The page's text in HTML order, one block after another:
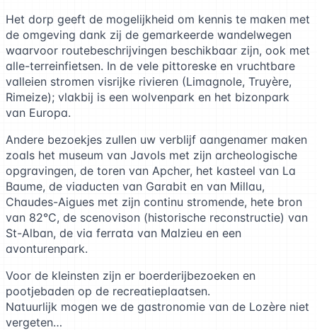
Het dorp geeft de mogelijkheid om kennis te maken met
de omgeving dank zij de gemarkeerde wandelwegen
waarvoor routebeschrijvingen beschikbaar zijn, ook met
alle-terreinfietsen. In de vele pittoreske en vruchtbare
valleien stromen visrijke rivieren (Limagnole, Truyère,
Rimeize); vlakbij is een wolvenpark en het bizonpark
van Europa.
Andere bezoekjes zullen uw verblijf aangenamer maken
zoals het museum van Javols met zijn archeologische
opgravingen, de toren van Apcher, het kasteel van La
Baume, de viaducten van Garabit en van Millau,
Chaudes-Aigues met zijn continu stromende, hete bron
van 82°C, de scenovison (historische reconstructie) van
St-Alban, de via ferrata van Malzieu en een
avonturenpark.
Voor de kleinsten zijn er boerderijbezoeken en
pootjebaden op de recreatieplaatsen.
Natuurlijk mogen we de gastronomie van de Lozère niet
vergeten…